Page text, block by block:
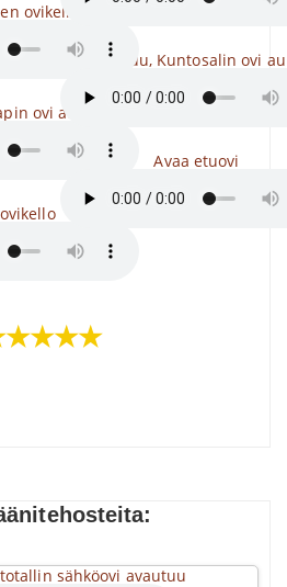
ovikello
ovi aukeaa
Sulkeutuu, Kuntosalin ovi
Avaa etuovi
sähköovi avautuu